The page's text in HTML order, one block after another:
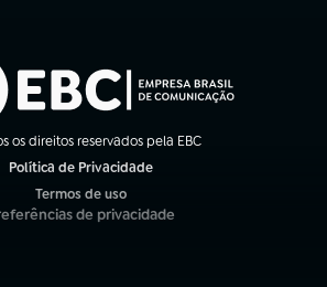
os direitos reservados pela EBC
Política de Privacidade
Termos de uso
(abre em nova aba)
de privacidade